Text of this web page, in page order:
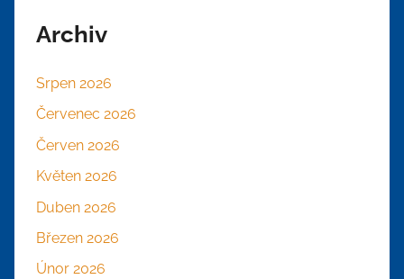
Archiv
Srpen 2026
Červenec 2026
Červen 2026
Květen 2026
Duben 2026
Březen 2026
Únor 2026